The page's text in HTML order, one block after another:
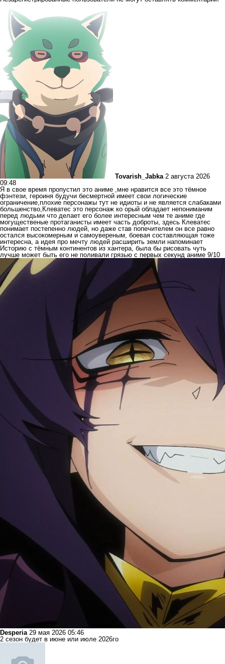
Tovarish_Jabka 2 августа 2026
09:48
Я в свое время пропустил это аниме ,мне нравится все это тёмное
фэнтези, героиня будучи бесмертной имеет свои логические
ограничение,плохие персонажы тут не идиоты и не является слабаками
большенство,Клеватес это персонаж ко орый обладает непониманим
перед людьми что делает его более интересным чем те аниме где
могущественые протаганисты имеет часть доброты, здесь Клеватес
понимает постепенно людей, но даже став попечителем он все равно
остался высокомерным и самоувереным, боевая составляющая тоже
интересна, а идея про мечту людей расширить земли напоминает
Историю с тёмным континентов из хантера, была бы рисовать чуть
лучше может быть его не поливали грязью с первых секунд аниме 9/10
Desperia 29 мая 2026 05:46
2 сезон будет в июне или июле 2026го